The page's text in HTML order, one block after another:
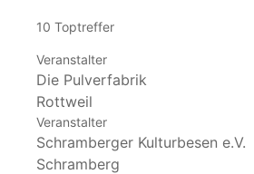
10 Toptreffer
Veranstalter
Die Pulverfabrik
Rottweil
Veranstalter
Schramberger Kulturbesen e.V.
Schramberg